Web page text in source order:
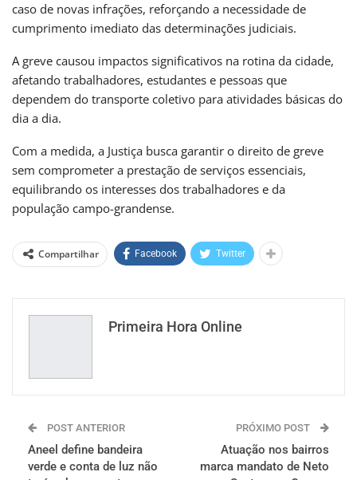
caso de novas infrações, reforçando a necessidade de
cumprimento imediato das determinações judiciais.
A greve causou impactos significativos na rotina da cidade,
afetando trabalhadores, estudantes e pessoas que
dependem do transporte coletivo para atividades básicas do
dia a dia.
Com a medida, a Justiça busca garantir o direito de greve
sem comprometer a prestação de serviços essenciais,
equilibrando os interesses dos trabalhadores e da
população campo-grandense.
Compartilhar Facebook Twitter
Primeira Hora Online
POST ANTERIOR
Aneel define bandeira
verde e conta de luz não
PRÓXIMO POST
Atuação nos bairros
marca mandato de Neto